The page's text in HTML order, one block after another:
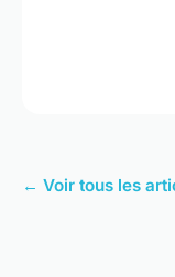
← Voir tous les